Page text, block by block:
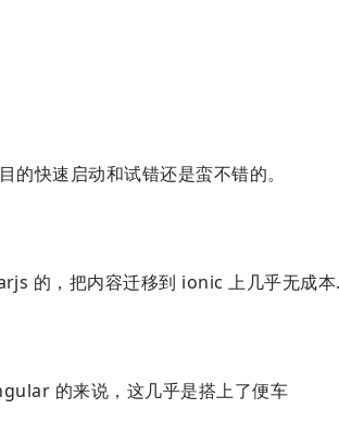
快速启动和试错还是蛮不错的。
的，把内容迁移到 ionic 上几乎无成
的来说，这几乎是搭上了便车